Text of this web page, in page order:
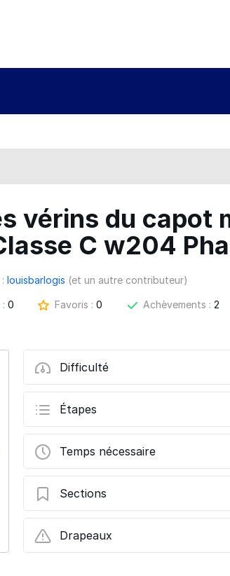
vérins du capot
C w204
louisbarlogis (et un autre contributeur)
0 Favoris : 0 Achèvements : 2
Difficulté
Étapes
Temps nécessaire
Sections
C w204 Phase 1
Drapeaux